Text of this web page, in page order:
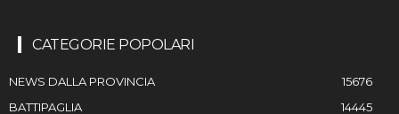
CATEGORIE POPOLARI
NEWS DALLA PROVINCIA
15676
BATTIPAGLIA
14445